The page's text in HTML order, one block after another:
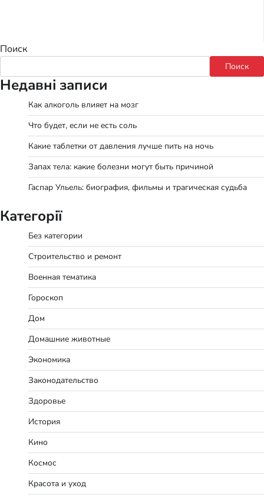
Поиск
Поиск
Недавні записи
Как алкоголь влияет на мозг
Что будет, если не есть соль
Какие таблетки от давления лучше пить на ночь
Запах тела: какие болезни могут быть причиной
Гаспар Ульель: биография, фильмы и трагическая судьба
Категорії
Без категории
Строительство и ремонт
Военная тематика
Гороскоп
Дом
Домашние животные
Экономика
Законодательство
Здоровье
История
Кино
Космос
Красота и уход